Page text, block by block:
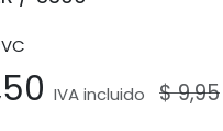
IVA incluido $9,95